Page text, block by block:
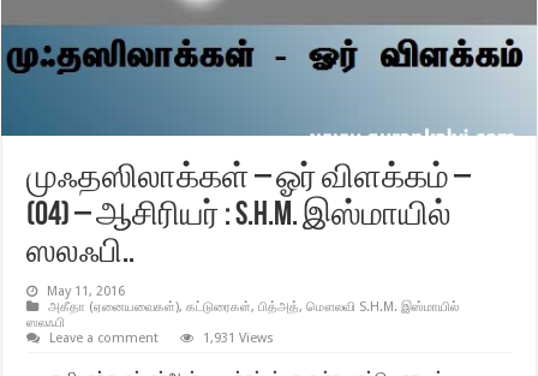
முஃதஸிலாக்கள் – ஓர் விளக்கம் –
(04) – ஆசிரியர் : S.H.M. இஸ்மாயில்
ஸலஃபி..
May 11, 2016
அகீதா (ஏனையவைகள்),கட்டுரைகள்,பித்அத்,மௌலவி S.H.M. இஸ்மாயில்
ஸலஃபி
Leave a comment
1,931 Views